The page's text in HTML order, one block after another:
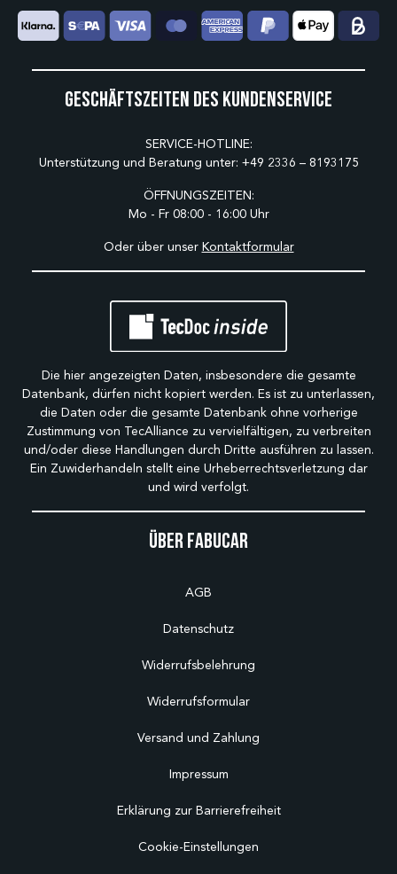
Über Fabucar
AGB
Datenschutz
Widerrufsbelehrung
Widerrufsformular
Versand und Zahlung
Impressum
Erklärung zur Barrierefreiheit
Cookie-Einstellungen
Geschäftszeiten des Kundenservice
SERVICE-HOTLINE:
Unterstützung und Beratung unter: +49 2336 – 8193175
ÖFFNUNGSZEITEN:
Mo - Fr 08:00 - 16:00 Uhr
Oder über unser Kontaktformular
Die hier angezeigten Daten, insbesondere die gesamte
Datenbank, dürfen nicht kopiert werden. Es ist zu unterlassen,
die Daten oder die gesamte Datenbank ohne vorherige
Zustimmung von TecAlliance zu vervielfältigen, zu verbreiten
und/oder diese Handlungen durch Dritte ausführen zu lassen.
Ein Zuwiderhandeln stellt eine Urheberrechtsverletzung dar
und wird verfolgt.